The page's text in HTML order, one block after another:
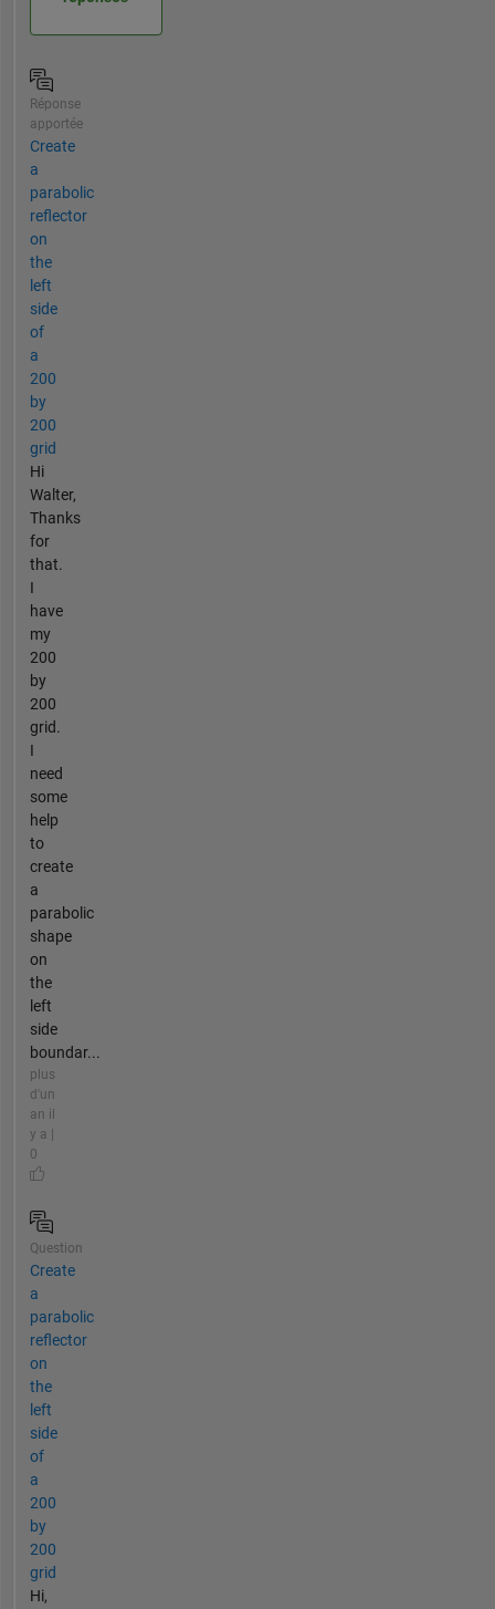
Réponse
apportée
Create
a
parabolic
reflector
on
the
left
side
of
a
200
by
200
grid
Hi
Walter,
Thanks
for
that.
I
have
my
200
by
200
grid.
I
need
some
help
to
create
a
parabolic
shape
on
the
left
side
boundar...
plus
d'un
an il
y a |
0
Question
Create
a
parabolic
reflector
on
the
left
side
of
a
200
by
200
grid
Hi,